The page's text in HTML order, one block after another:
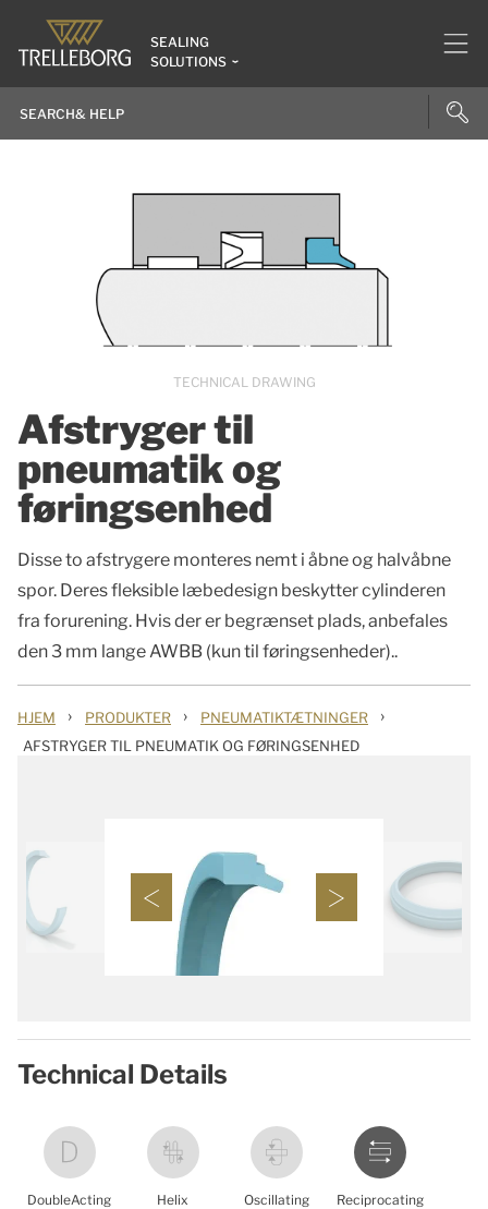
SEALING
SOLUTIONS
Afstryger til
pneumatik og
føringsenhed
Disse to afstrygere monteres nemt i åbne og halvåbne
spor. Deres fleksible læbedesign beskytter cylinderen
fra forurening. Hvis der er begrænset plads, anbefales
den 3 mm lange AWBB (kun til føringsenheder)..
TECHNICAL DRAWING
HJEM › PRODUKTER › PNEUMATIKTÆTNINGER ›
AFSTRYGER TIL PNEUMATIK OG FØRINGSENHED
Technical Details
DoubleActing Helix Oscillating Reciprocating